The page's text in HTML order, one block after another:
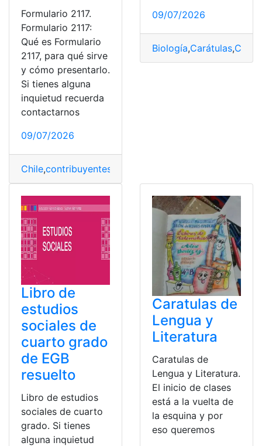
Formulario 2117.
Formulario 2117:
Qué es Formulario
2117, para qué sirve
y cómo presentarlo.
Si tienes alguna
inquietud recuerda
contactarnos
09/07/2026
Chile,contribuyentes
09/07/2026
Biología,Carátulas,
Libro de
estudios
sociales de
cuarto grado
de EGB
resuelto
Libro de estudios
sociales de cuarto
grado. Si tienes
alguna inquietud
Caratulas de
Lengua y
Literatura
Caratulas de
Lengua y Literatura.
El inicio de clases
está a la vuelta de
la esquina y por
eso queremos